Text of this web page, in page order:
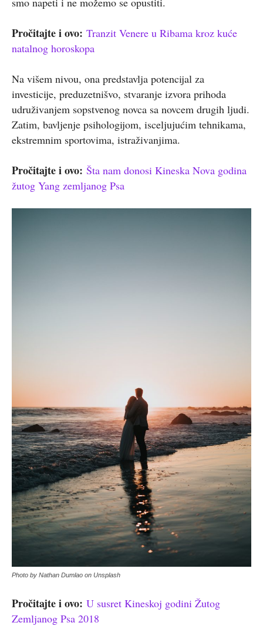
Pročitajte i ovo: Tranzit Venere u Ribama kroz kuće
natalnog horoskopa
Na višem nivou, ona predstavlja potencijal za
investicije, preduzetnišvo, stvaranje izvora prihoda
udruživanjem sopstvenog novca sa novcem drugih ljudi.
Zatim, bavljenje psihologijom, isceljujućim tehnikama,
ekstremnim sportovima, istraživanjima.
Pročitajte i ovo: Šta nam donosi Kineska Nova godina
žutog Yang zemljanog Psa
Photo by Nathan Dumlao on Unsplash
Pročitajte i ovo: U susret Kineskoj godini Žutog
Zemljanog Psa 2018